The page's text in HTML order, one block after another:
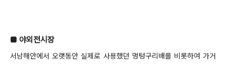
■ 야외전시장
서남해안에서 오랫동안 실제로 사용했던 멍텅구리배를 비롯하여 가거